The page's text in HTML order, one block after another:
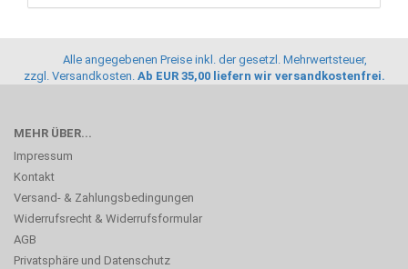
Alle angegebenen Preise inkl. der gesetzl. Mehrwertsteuer,
zzgl. Versandkosten. Ab EUR 35,00 liefern wir versandkostenfrei.
MEHR ÜBER...
Impressum
Kontakt
Versand- & Zahlungsbedingungen
Widerrufsrecht & Widerrufsformular
AGB
Privatsphäre und Datenschutz